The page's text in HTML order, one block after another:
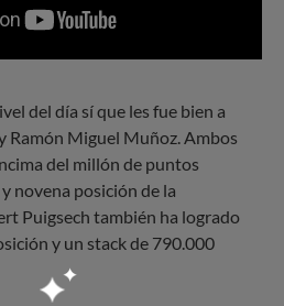
del día sí que les fue bien a
Ramón Miguel Muñoz. Ambos
del millón de puntos
novena posición de la
Puigsech también ha logrado
y un stack de 790.000